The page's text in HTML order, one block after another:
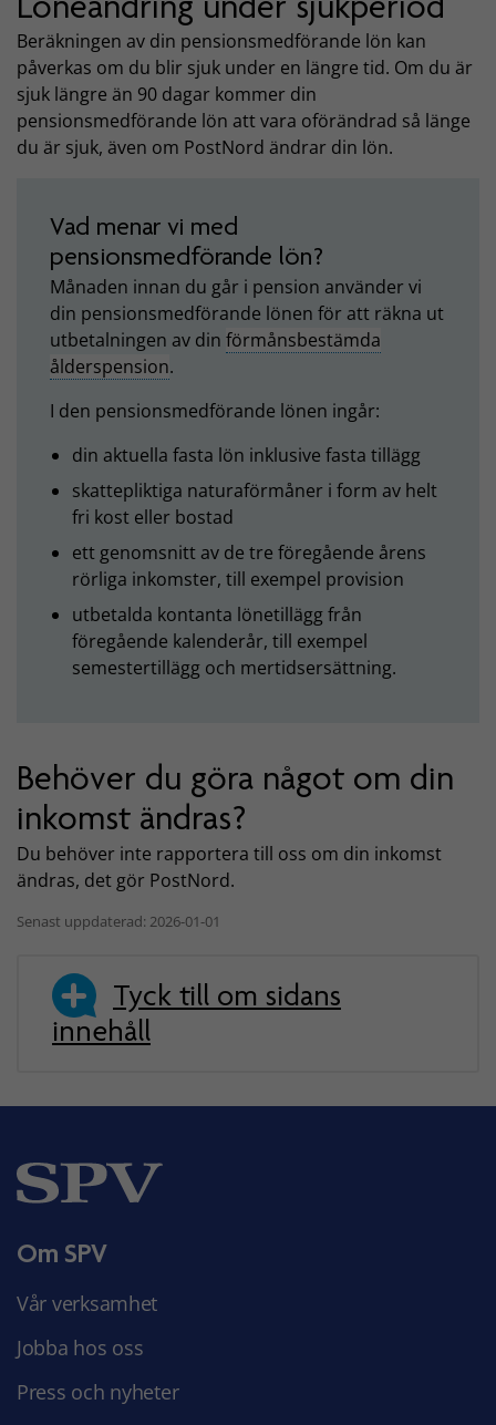
Beräkningen av din pensionsmedförande lön kan
påverkas om du blir sjuk under en längre tid. Om du är
sjuk längre än 90 dagar kommer din
pensionsmedförande lön att vara oförändrad så länge
du är sjuk, även om PostNord ändrar din lön.
Vad menar vi med
pensionsmedförande lön?
Månaden innan du går i pension använder vi
din pensionsmedförande lönen för att räkna ut
utbetalningen av din förmånsbestämda
ålderspension.
I den pensionsmedförande lönen ingår:
din aktuella fasta lön inklusive fasta tillägg
skattepliktiga naturaförmåner i form av helt
fri kost eller bostad
ett genomsnitt av de tre föregående årens
rörliga inkomster, till exempel provision
utbetalda kontanta lönetillägg från
föregående kalenderår, till exempel
semestertillägg och mertidsersättning.
Behöver du göra något om din
inkomst ändras?
Du behöver inte rapportera till oss om din inkomst
ändras, det gör PostNord.
Senast uppdaterad: 2026-01-01
Tyck till om sidans
innehåll
Om SPV
Vår verksamhet
Jobba hos oss
Press och nyheter